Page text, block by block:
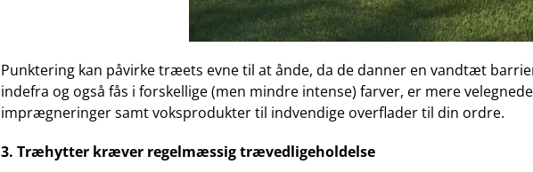
Punktering kan påvirke træets evne til at ånde, da de danner en vandtæt
indefra og også fås i forskellige (men mindre intense) farver, er mere
imprægneringer samt voksprodukter til indvendige overflader til din ordre.
3. Træhytter kræver regelmæssig trævedligeholdelse